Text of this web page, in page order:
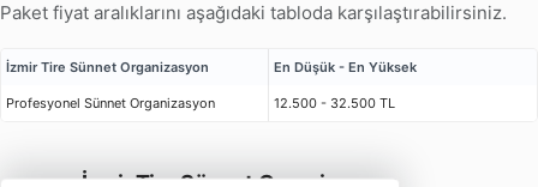
Paket fiyat aralıklarını aşağıdaki tabloda karşılaştırabilirsiniz.
İzmir Tire Sünnet Organizasyon En Düşük - En Yüksek
Profesyonel Sünnet Organizasyon 12.500 - 32.500 TL